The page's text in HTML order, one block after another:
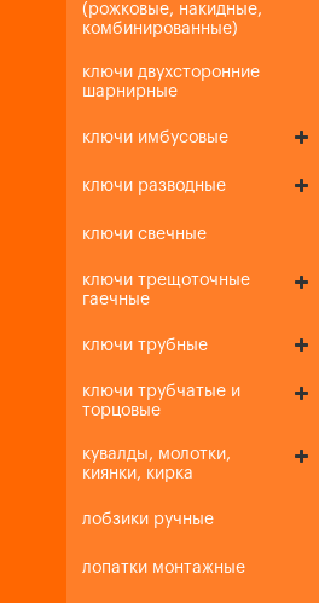
(рожковые, накидные,
комбинированные)
ключи двухсторонние
шарнирные
ключи имбусовые
ключи разводные
ключи свечные
ключи трещоточные
гаечные
ключи трубные
ключи трубчатые и
торцовые
кувалды, молотки,
киянки, кирка
лобзики ручные
лопатки монтажные